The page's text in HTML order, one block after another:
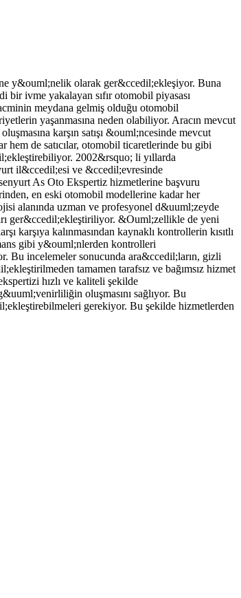
y&ouml;nelik olarak ger&ccedil;ekleşiyor. Buna
ivme yakalayan sıfır otomobil piyasası
meydana gelmiş olduğu otomobil
yaşanmasına neden olabiliyor. Aracın mevcut
karşın satışı &ouml;ncesinde mevcut
de satıcılar, otomobil ticaretlerinde bu gibi
2002&rsquo; li yıllarda
il&ccedil;esi ve &ccedil;evresinde
As Oto Ekspertiz hizmetlerine başvuru
en eski otomobil modellerine kadar her
alanında uzman ve profesyonel d&uuml;zeyde
ger&ccedil;ekleştiriliyor. &Ouml;zellikle de yeni
karşıya kalınmasından kaynaklı kontrollerin kısıtlı
gibi y&ouml;nlerden kontrolleri
Bu incelemeler sonucunda ara&ccedil;ların, gizli
tamamen tarafsız ve bağımsız hizmet
hızlı ve kaliteli şekilde
oluşmasını sağlıyor. Bu
gerekiyor. Bu şekilde hizmetlerden